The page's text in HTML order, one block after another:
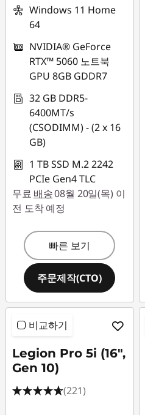
Windows 11 Home
64
NVIDIA® GeForce
RTX™ 5060 노트북
GPU 8GB GDDR7
32 GB DDR5-
6400MT/s
(CSODIMM) - (2 x 16
GB)
1 TB SSD M.2 2242
PCIe Gen4 TLC
무료 배송08월 20일(목) 이
전 도착 예정
빠른 보기
주문제작(CTO)
비교하기
Legion Pro 5i (16",
Gen 10)
(221)